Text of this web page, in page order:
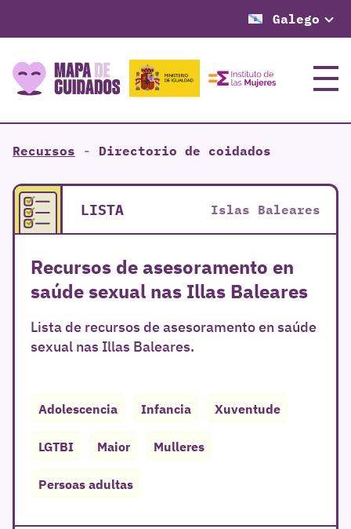
Galego
Menú
Recursos - Directorio de coidados
LISTA Islas Baleares
Recursos de asesoramento en
saúde sexual nas Illas Baleares
Lista de recursos de asesoramento en saúde
sexual nas Illas Baleares.
Adolescencia Infancia Xuventude
LGTBI Maior Mulleres
Persoas adultas